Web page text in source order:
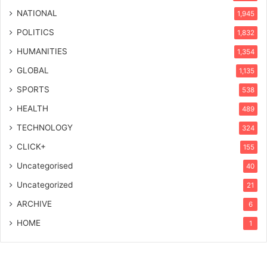
NATIONAL 1,945
POLITICS 1,832
HUMANITIES 1,354
GLOBAL 1,135
SPORTS 538
HEALTH 489
TECHNOLOGY 324
CLICK+ 155
Uncategorised 40
Uncategorized 21
ARCHIVE 6
HOME 1